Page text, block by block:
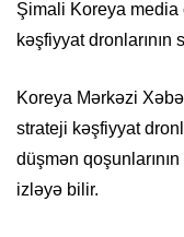
Şimali Koreya media
kəşfiyyat dronlarının
Koreya Mərkəzi
strateji kəşfiyyat
düşmən
izləyə bilir.